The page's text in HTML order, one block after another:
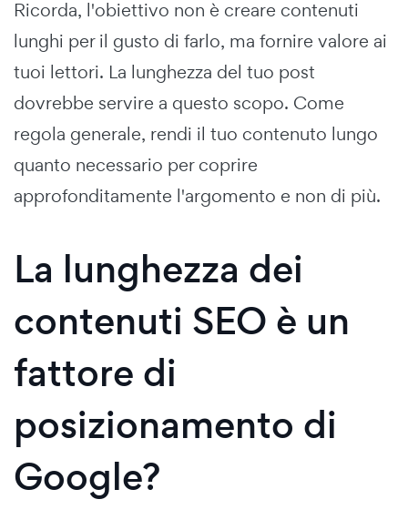
Ricorda, l'obiettivo non è creare contenuti
lunghi per il gusto di farlo, ma fornire valore ai
tuoi lettori. La lunghezza del tuo post
dovrebbe servire a questo scopo. Come
regola generale, rendi il tuo contenuto lungo
quanto necessario per coprire
approfonditamente l'argomento e non di più.
La lunghezza dei
contenuti SEO è un
fattore di
posizionamento di
Google?